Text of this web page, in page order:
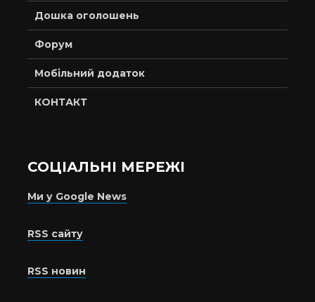
Дошка оголошень
Форум
Мобільний додаток
КОНТАКТ
СОЦІАЛЬНІ МЕРЕЖІ
Ми у Google News
RSS сайту
RSS новин